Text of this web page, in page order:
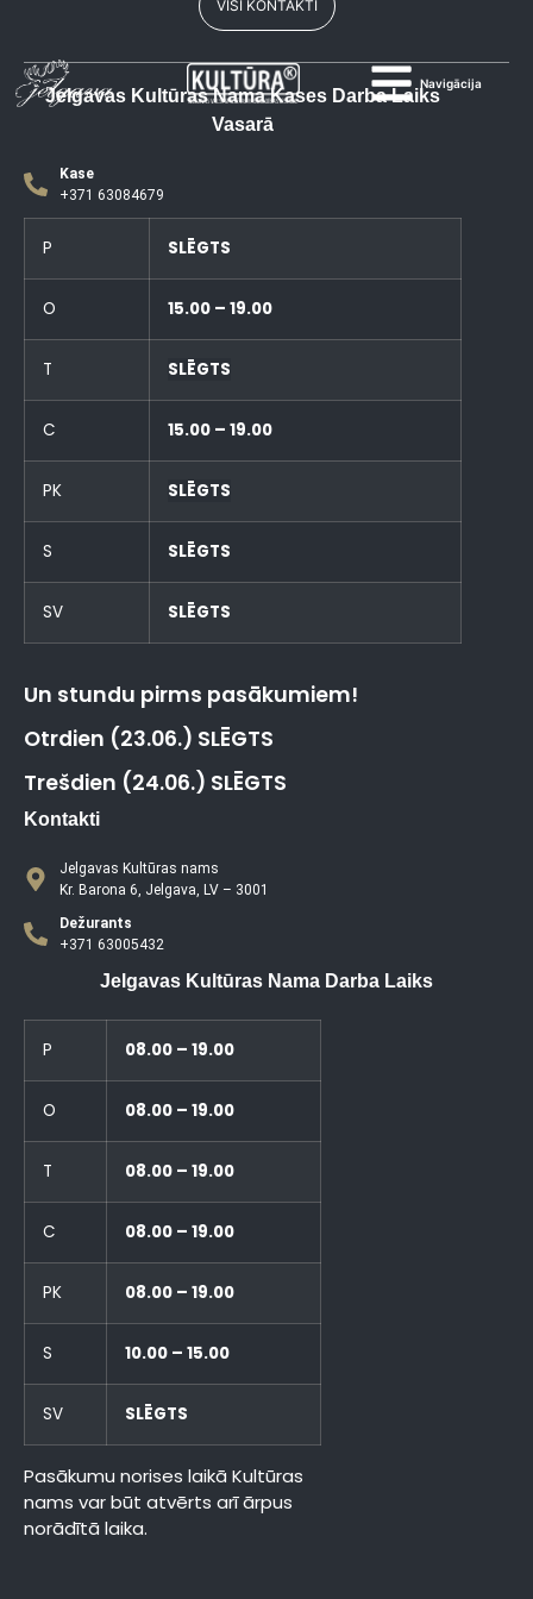
Navigācija
VISI KONTAKTI
Jelgavas Kultūras Nama Kases Darba Laiks
Vasarā
Kase
+371 63084679
P SLĒGTS
O 15.00 – 19.00
T SLĒGTS
C 15.00 – 19.00
PK SLĒGTS
S SLĒGTS
SV SLĒGTS
Un stundu pirms pasākumiem!
Otrdien (23.06.) SLĒGTS
Trešdien (24.06.) SLĒGTS
Kontakti
Jelgavas Kultūras nams
Kr. Barona 6, Jelgava, LV – 3001
Dežurants
+371 63005432
Jelgavas Kultūras Nama Darba Laiks
P 08.00 – 19.00
O 08.00 – 19.00
T 08.00 – 19.00
C 08.00 – 19.00
PK 08.00 – 19.00
S 10.00 – 15.00
SV SLĒGTS
Pasākumu norises laikā Kultūras
nams var būt atvērts arī ārpus
norādītā laika.